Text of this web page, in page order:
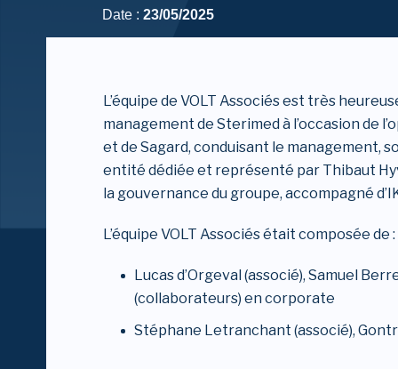
Date : 23/05/2025
L’équipe de VOLT Associés est très
management de Sterimed à l’occasion de
et de Sagard, conduisant le management,
entité dédiée et représenté par Thibaut
la gouvernance du groupe, accompagné
L’équipe VOLT Associés était composée de :
Lucas d’Orgeval (associé), Samuel
(collaborateurs) en corporate
Stéphane Letranchant (associé),